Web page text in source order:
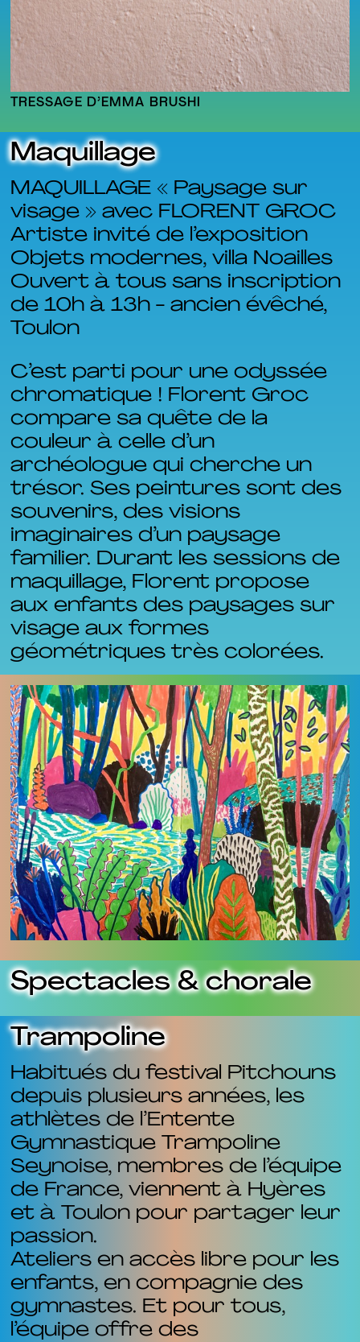
TRESSAGE D’EMMA BRUSHI
Maquillage
MAQUILLAGE « Paysage sur
visage » avec FLORENT GROC
Artiste invité de l’exposition
Objets modernes, villa Noailles
Ouvert à tous sans inscription
de 10h à 13h - ancien évêché,
Toulon
C’est parti pour une odyssée
chromatique ! Florent Groc
compare sa quête de la
couleur à celle d’un
archéologue qui cherche un
trésor. Ses peintures sont des
souvenirs, des visions
imaginaires d’un paysage
familier. Durant les sessions de
maquillage, Florent propose
aux enfants des paysages sur
visage aux formes
géométriques très colorées.
Spectacles & chorale
Trampoline
Habitués du festival Pitchouns
depuis plusieurs années, les
athlètes de l’Entente
Gymnastique Trampoline
Seynoise, membres de l’équipe
de France, viennent à Hyères
et à Toulon pour partager leur
passion.
Ateliers en accès libre pour les
enfants, en compagnie des
gymnastes. Et pour tous,
l’équipe offre des